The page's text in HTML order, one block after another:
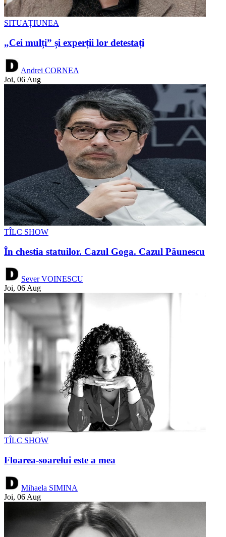
SITUAȚIUNEA
„Cei mulți” și experții lor detestați
Andrei CORNEA
Joi, 06 Aug
TÎLC SHOW
În chestia statuilor. Cazul Goga. Cazul Păunescu
Sever VOINESCU
Joi, 06 Aug
TÎLC SHOW
Floarea-soarelui este a mea
Mihaela SIMINA
Joi, 06 Aug